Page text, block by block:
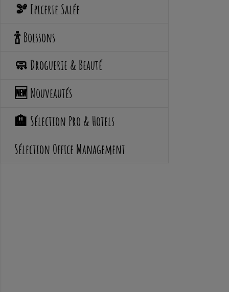
🫘 Epicerie Salée
🍾 Boissons
🧼 Droguerie & Beauté
🆕 Nouveautés
🏨 Sélection Pro & Hotels
Sélection Office Management